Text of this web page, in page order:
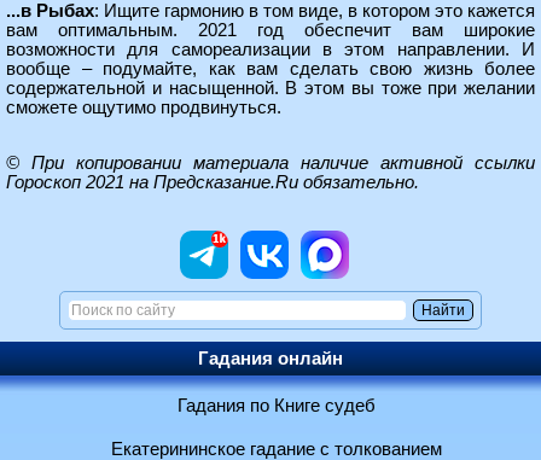
...в Рыбах: Ищите гармонию в том виде, в котором это кажется
вам оптимальным. 2021 год обеспечит вам широкие
возможности для самореализации в этом направлении. И
вообще – подумайте, как вам сделать свою жизнь более
содержательной и насыщенной. В этом вы тоже при желании
сможете ощутимо продвинуться.
© При копировании материала наличие активной ссылки
Гороскоп 2021 на Предсказание.Ru обязательно.
Гадания онлайн
Гадания по Книге судеб
Екатерининское гадание с толкованием